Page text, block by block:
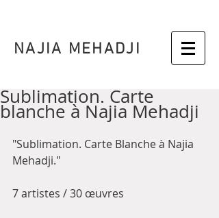
NAJIA MEHADJI
Sublimation. Carte
blanche à Najia Mehadji
"Sublimation. Carte Blanche à Najia
Mehadji."
7 artistes / 30 œuvres